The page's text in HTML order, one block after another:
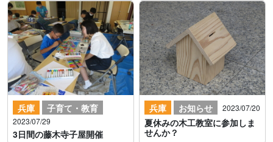
兵庫 子育て・教育
2023/07/29
3日間の藤木寺子屋開催
兵庫 お知らせ 2023/07/20
夏休みの木工教室に参加しま
せんか？